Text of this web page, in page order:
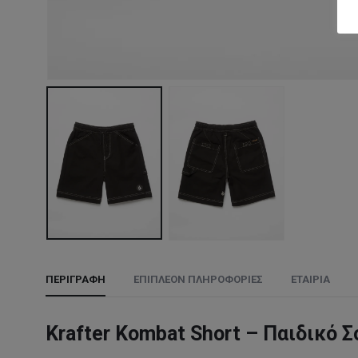
ΠΕΡΙΓΡΑΦΉ ΕΠΙΠΛΈΟΝ ΠΛΗΡΟΦΟΡΊΕΣ ΕΤΑΙΡΊΑ
Krafter Kombat Short – Παιδικό